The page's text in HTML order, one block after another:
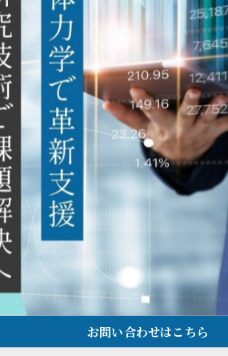
開発の「なぜ？」を解明。
2025/08/18
なぜこの部品は性能が伸び悩むの
ん。最新のシミュレーションを行
験に頼…
お問い合わせはこちら